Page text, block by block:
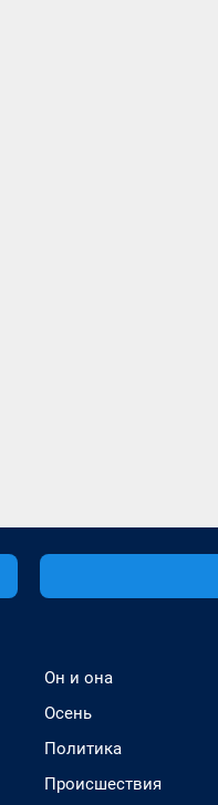
Он и она
Осень
Политика
Происшествия